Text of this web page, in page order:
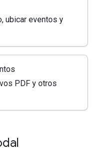
ubicar eventos y
PDF y otros